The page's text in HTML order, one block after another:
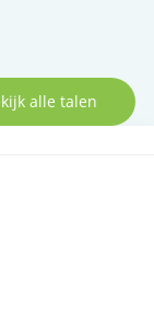
alle talen